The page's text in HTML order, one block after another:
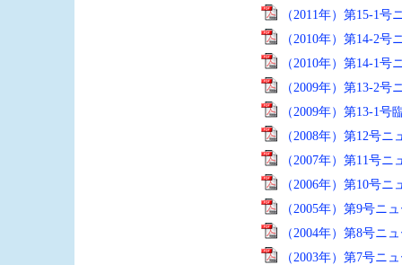
（2011年）第15-1号
（2010年）第14-2号
（2010年）第14-1号
（2009年）第13-2号
（2009年）第13-1
（2008年）第12号ニ
（2007年）第11号ニ
（2006年）第10号ニ
（2005年）第9号ニ
（2004年）第8号ニ
（2003年）第7号ニ